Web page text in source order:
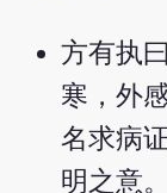
方有执
寒，外
名求病
明之意